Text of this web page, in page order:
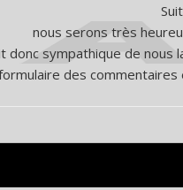
nous serons très
donc sympathique de
des